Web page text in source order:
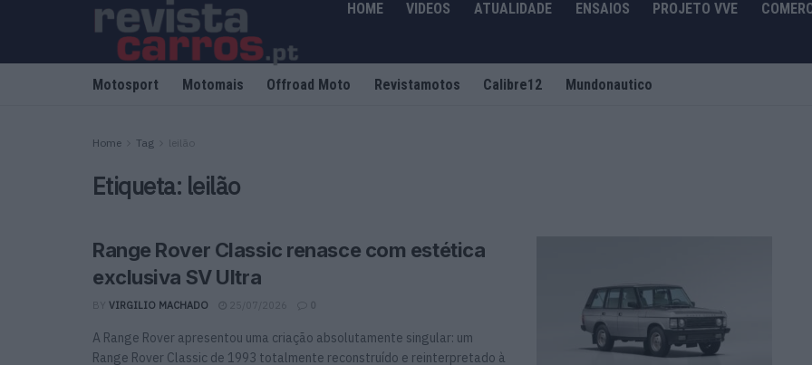
HOME VIDEOS ATUALIDADE ENSAIOS PROJETO VVE
Motosport Motomais Offroad Moto Revistamotos Calibre12 Mundonautico
Home Tag leilão
Etiqueta: leilão
Range Rover Classic renasce com estética
exclusiva SV Ultra
BY VIRGILIO MACHADO 25/07/2026 0
A Range Rover apresentou uma criação absolutamente singular: um
Range Rover Classic de 1993 totalmente reconstruído e reinterpretado à